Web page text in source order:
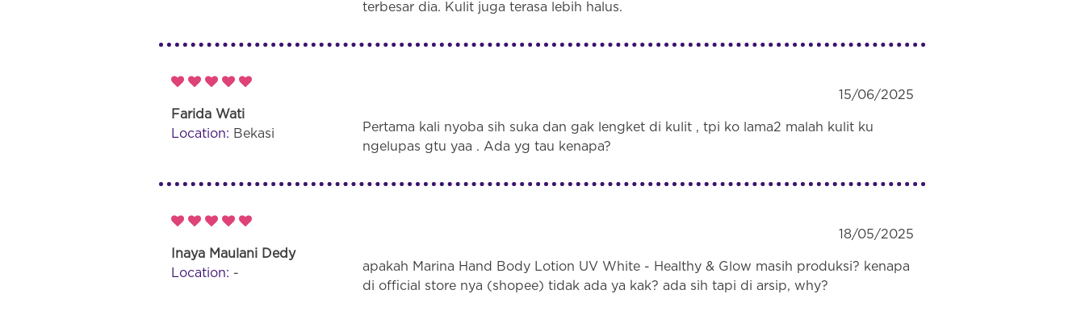
terbesar dia. Kulit juga terasa lebih halus.
Farida Wati
Location: Bekasi
15/06/2025
Pertama kali nyoba sih suka dan gak lengket di kulit , tpi ko lama2 malah kulit ku
ngelupas gtu yaa . Ada yg tau kenapa?
Inaya Maulani Dedy
Location: -
18/05/2025
apakah Marina Hand Body Lotion UV White - Healthy & Glow masih produksi? kenapa
di official store nya (shopee) tidak ada ya kak? ada sih tapi di arsip, why?